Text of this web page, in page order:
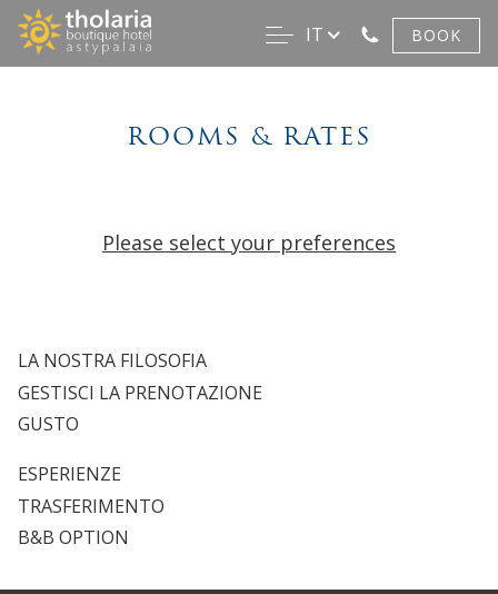
BOOK
IT
ROOMS & RATES
Please select your preferences
LA NOSTRA FILOSOFIA
GESTISCI LA PRENOTAZIONE
GUSTO
ESPERIENZE
TRASFERIMENTO
B&B OPTION